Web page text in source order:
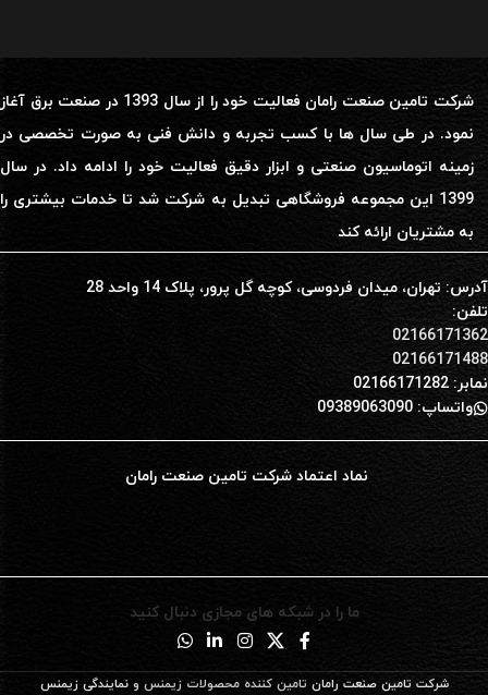
شرکت تامین صنعت رامان فعالیت خود را از سال 1393 در صنعت برق آغاز
نمود. در طی سال ها با کسب تجربه و دانش فنی به صورت تخصصی در
زمینه اتوماسیون صنعتی و ابزار دقیق فعالیت خود را ادامه داد. در سال
1399 این مجموعه فروشگاهی تبدیل به شرکت شد تا خدمات بیشتری را
به مشتریان ارائه کند
آدرس: تهران، میدان فردوسی، کوچه گل پرور، پلاک 14 واحد 28
تلفن:
02166171362
02166171488
نمابر: 02166171282
واتساپ: 09389063090
نماد اعتماد شرکت تامین صنعت رامان
ما را در شبکه های مجازی دنبال کنید
شرکت تامین صنعت رامان تامین کننده محصولات زیمنس ونمایندگی زیمنس